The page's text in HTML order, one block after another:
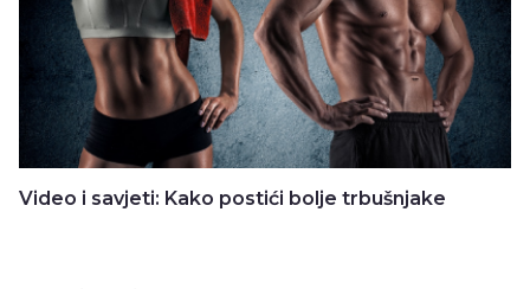
Video i savjeti: Kako postići bolje trbušnjake